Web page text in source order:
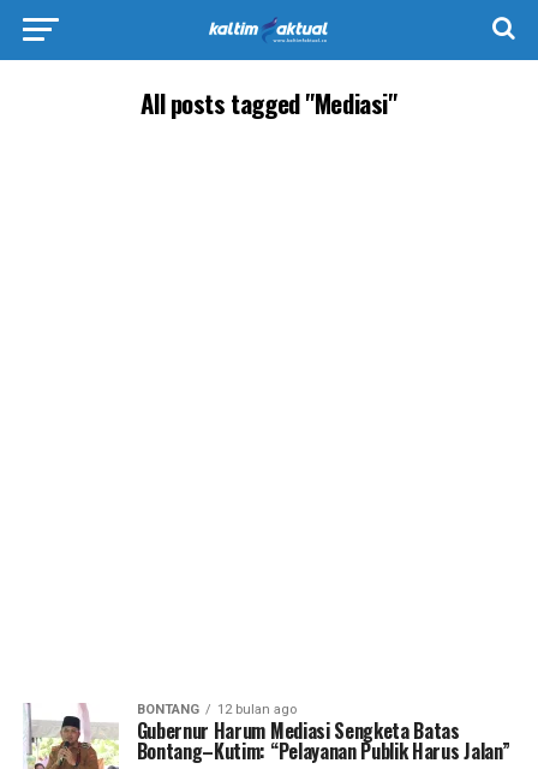
All posts tagged "Mediasi"
BONTANG 12 bulan ago
Gubernur Harum Mediasi Sengketa Batas
Bontang–Kutim: “Pelayanan Publik Harus Jalan”